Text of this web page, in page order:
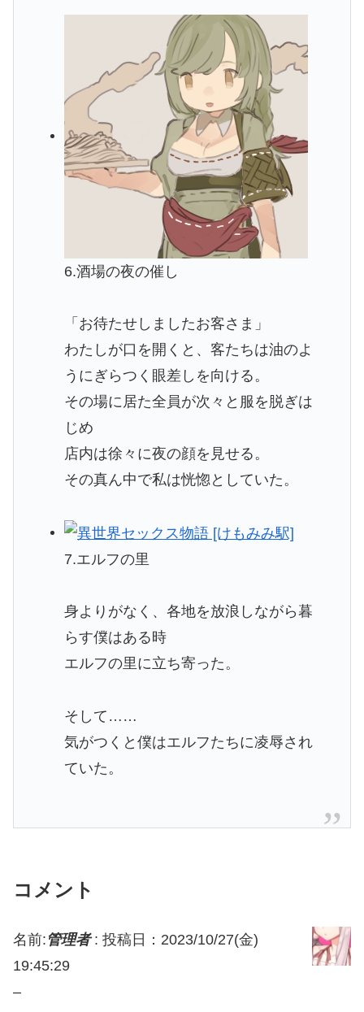
6.酒場の夜の催し
「お待たせしましたお客さま」
わたしが口を開くと、客たちは油のよ
うにぎらつく眼差しを向ける。
その場に居た全員が次々と服を脱ぎは
じめ
店内は徐々に夜の顔を見せる。
その真ん中で私は恍惚としていた。
7.エルフの里
身よりがなく、各地を放浪しながら暮
らす僕はある時
エルフの里に立ち寄った。
そして……
気がつくと僕はエルフたちに凌辱され
ていた。
コメント
名前: 管理者: 投稿日：2023/10/27(金)
19:45:29
–